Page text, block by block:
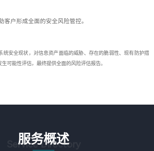
客户形成全面的安全风险管控。
统安全现状，对信息资产面临的威胁、存在的脆弱性、现有防护措
可能性评估，最终提供全面的风险评估报告。
服务概述
Service Directory